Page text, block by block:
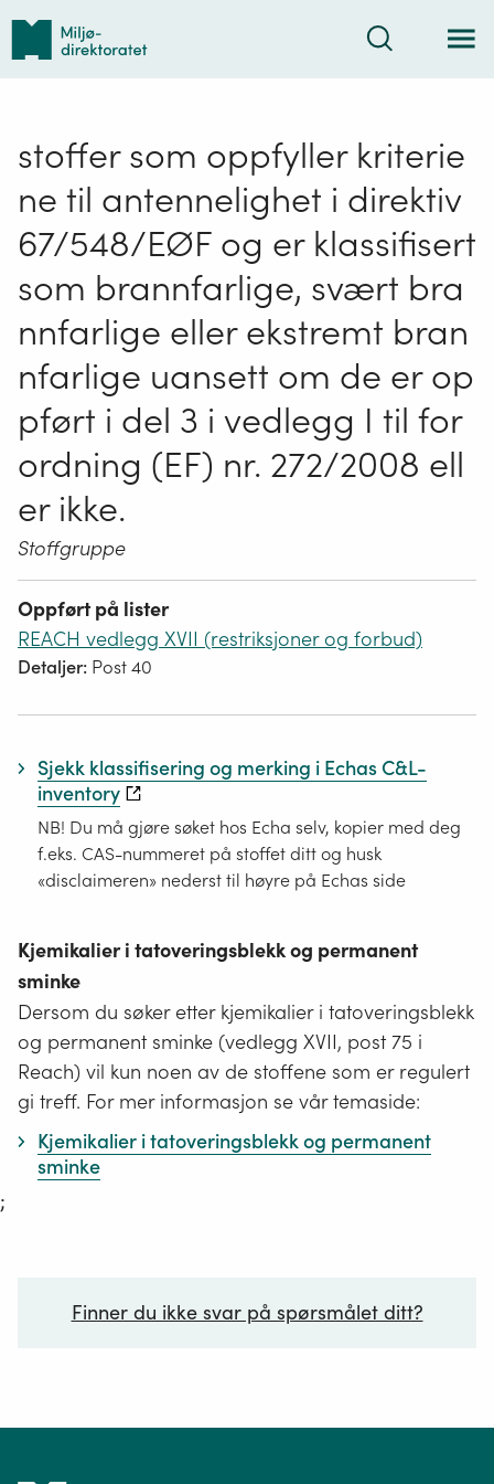
Tilbake
forsiden
Søk
stoffer som oppfyller kriterie
ne til antennelighet i direktiv
67/548/EØF og er klassifisert
som brannfarlige, svært bra
nnfarlige eller ekstremt bran
nfarlige uansett om de er op
pført i del 3 i vedlegg I til for
ordning (EF) nr. 272/2008 ell
er ikke.
Stoffgruppe
Oppført på lister
REACH vedlegg XVII (restriksjoner og forbud)
Detaljer: Post 40
Sjekk klassifisering og merking i Echas C&L-
inventory
NB! Du må gjøre søket hos Echa selv, kopier med deg
f.eks. CAS-nummeret på stoffet ditt og husk
«disclaimeren» nederst til høyre på Echas side
Kjemikalier i tatoveringsblekk og permanent
sminke
Dersom du søker etter kjemikalier i tatoveringsblekk
og permanent sminke (vedlegg XVII, post 75 i
Reach) vil kun noen av de stoffene som er regulert
gi treff. For mer informasjon se vår temaside:
Kjemikalier i tatoveringsblekk og permanent
sminke
;
Finner du ikke svar på spørsmålet ditt?